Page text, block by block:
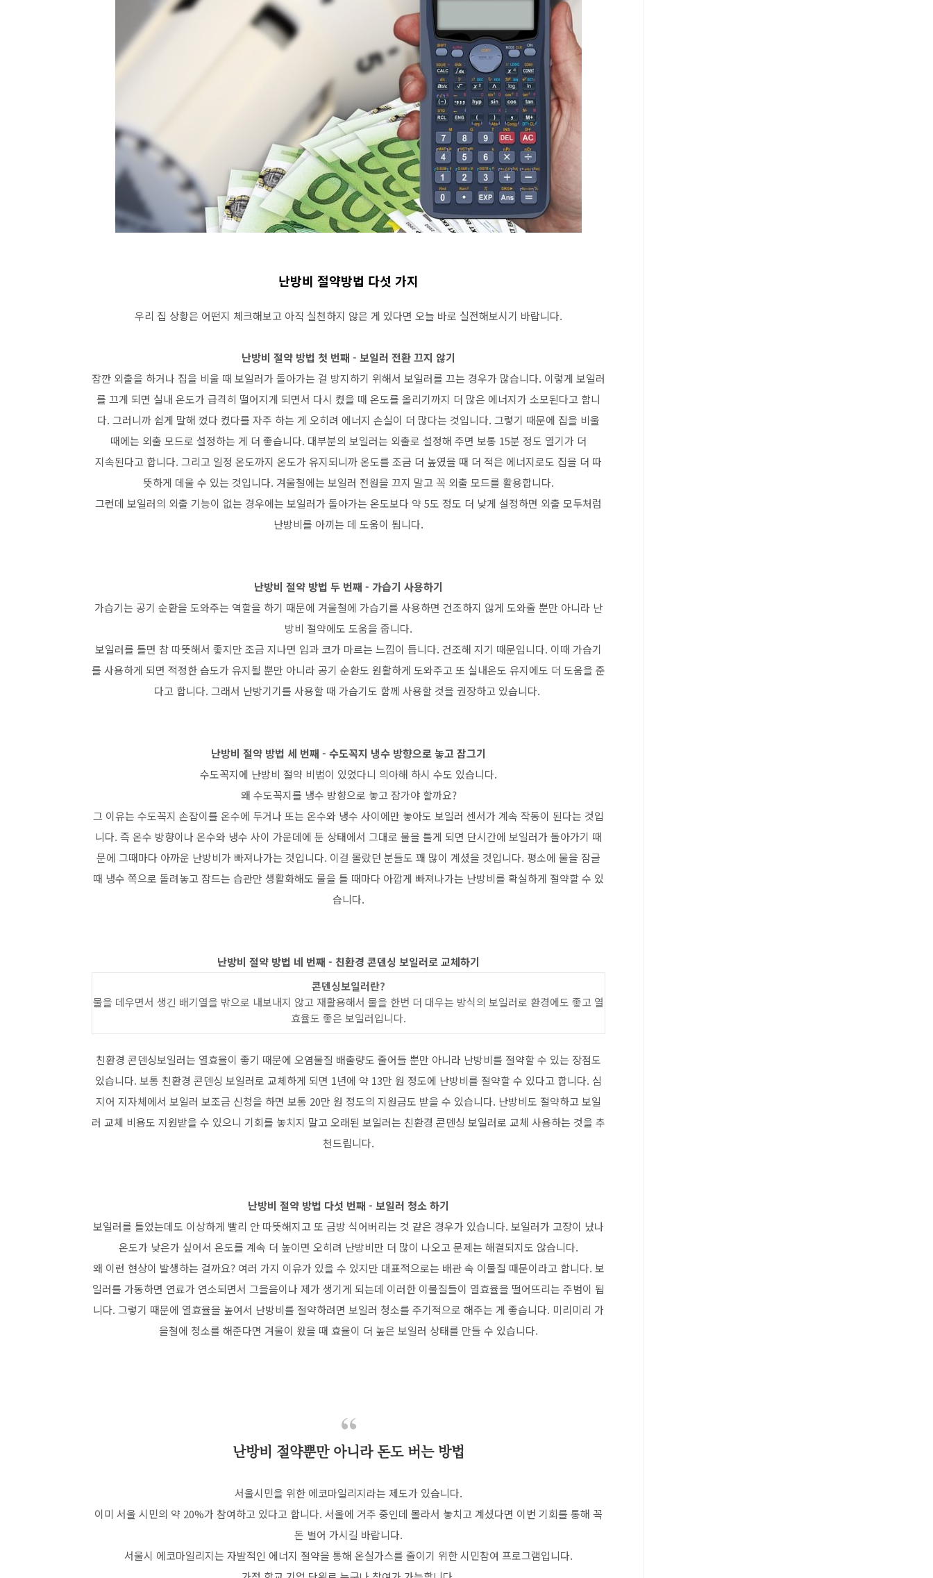
난방비 절약방법 다섯 가지
우리 집 상황은 어떤지 체크해보고 아직 실천하지 않은 게 있다면 오늘 바로 실전해보시기 바랍니다.
난방비 절약 방법 첫 번째 - 보일러 전환 끄지 않기
잠깐 외출을 하거나 집을 비울 때 보일러가 돌아가는 걸 방지하기 위해서 보일러를 끄는 경우가 많습니다. 이렇게 보일러
를 끄게 되면 실내 온도가 급격히 떨어지게 되면서 다시 켰을 때 온도를 올리기까지 더 많은 에너지가 소모된다고 합니
다. 그러니까 쉽게 말해 껐다 켰다를 자주 하는 게 오히려 에너지 손실이 더 많다는 것입니다. 그렇기 때문에 집을 비울
때에는 외출 모드로 설정하는 게 더 좋습니다. 대부분의 보일러는 외출로 설정해 주면 보통 15분 정도 열기가 더
지속된다고 합니다. 그리고 일정 온도까지 온도가 유지되니까 온도를 조금 더 높였을 때 더 적은 에너지로도 집을 더 따
뜻하게 데울 수 있는 것입니다. 겨울철에는 보일러 전원을 끄지 말고 꼭 외출 모드를 활용합니다.
그런데 보일러의 외출 기능이 없는 경우에는 보일러가 돌아가는 온도보다 약 5도 정도 더 낮게 설정하면 외출 모두처럼
난방비를 아끼는 데 도움이 됩니다.
난방비 절약 방법 두 번째 - 가습기 사용하기
가습기는 공기 순환을 도와주는 역할을 하기 때문에 겨울철에 가습기를 사용하면 건조하지 않게 도와줄 뿐만 아니라 난
방비 절약에도 도움을 줍니다.
보일러를 틀면 참 따뜻해서 좋지만 조금 지나면 입과 코가 마르는 느낌이 듭니다. 건조해 지기 때문입니다. 이때 가습기
를 사용하게 되면 적정한 습도가 유지될 뿐만 아니라 공기 순환도 원활하게 도와주고 또 실내온도 유지에도 더 도움을 준
다고 합니다. 그래서 난방기기를 사용할 때 가습기도 함께 사용할 것을 권장하고 있습니다.
난방비 절약 방법 세 번째 - 수도꼭지 냉수 방향으로 놓고 잠그기
수도꼭지에 난방비 절약 비법이 있었다니 의아해 하시 수도 있습니다.
왜 수도꼭지를 냉수 방향으로 놓고 잠가야 할까요?
그 이유는 수도꼭지 손잡이를 온수에 두거나 또는 온수와 냉수 사이에만 놓아도 보일러 센서가 계속 작동이 된다는 것입
니다. 즉 온수 방향이나 온수와 냉수 사이 가운데에 둔 상태에서 그대로 물을 틀게 되면 단시간에 보일러가 돌아가기 때
문에 그때마다 아까운 난방비가 빠져나가는 것입니다. 이걸 몰랐던 분들도 꽤 많이 계셨을 것입니다. 평소에 물을 잠글
때 냉수 쪽으로 돌려놓고 잠드는 습관만 생활화해도 물을 틀 때마다 아깝게 빠져나가는 난방비를 확실하게 절약할 수 있
습니다.
난방비 절약 방법 네 번째 - 친환경 콘덴싱 보일러로 교체하기
콘덴싱보일러란?
물을 데우면서 생긴 배기열을 밖으로 내보내지 않고 재활용해서 물을 한번 더 대우는 방식의 보일러로 환경에도 좋고 열
효율도 좋은 보일러입니다.
친환경 콘덴싱보일러는 열효율이 좋기 때문에 오염물질 배출량도 줄어들 뿐만 아니라 난방비를 절약할 수 있는 장점도
있습니다. 보통 친환경 콘덴싱 보일러로 교체하게 되면 1년에 약 13만 원 정도에 난방비를 절약할 수 있다고 합니다. 심
지어 지자체에서 보일러 보조금 신청을 하면 보통 20만 원 정도의 지원금도 받을 수 있습니다. 난방비도 절약하고 보일
러 교체 비용도 지원받을 수 있으니 기회를 놓치지 말고 오래된 보일러는 친환경 콘덴싱 보일러로 교체 사용하는 것을 추
천드립니다.
난방비 절약 방법 다섯 번째 - 보일러 청소 하기
보일러를 틀었는데도 이상하게 빨리 안 따뜻해지고 또 금방 식어버리는 것 같은 경우가 있습니다. 보일러가 고장이 났나
온도가 낮은가 싶어서 온도를 계속 더 높이면 오히려 난방비만 더 많이 나오고 문제는 해결되지도 않습니다.
왜 이런 현상이 발생하는 걸까요? 여러 가지 이유가 있을 수 있지만 대표적으로는 배관 속 이물질 때문이라고 합니다. 보
일러를 가동하면 연료가 연소되면서 그을음이나 제가 생기게 되는데 이러한 이물질들이 열효율을 떨어뜨리는 주범이 됩
니다. 그렇기 때문에 열효율을 높여서 난방비를 절약하려면 보일러 청소를 주기적으로 해주는 게 좋습니다. 미리미리 가
을철에 청소를 해준다면 겨울이 왔을 때 효율이 더 높은 보일러 상태를 만들 수 있습니다.
난방비 절약뿐만 아니라 돈도 버는 방법
서울시민을 위한 에코마일리지라는 제도가 있습니다.
이미 서울 시민의 약 20%가 참여하고 있다고 합니다. 서울에 거주 중인데 몰라서 놓치고 계셨다면 이번 기회를 통해 꼭
돈 벌어 가시길 바랍니다.
서울시 에코마일리지는 자발적인 에너지 절약을 통해 온실가스를 줄이기 위한 시민참여 프로그램입니다.